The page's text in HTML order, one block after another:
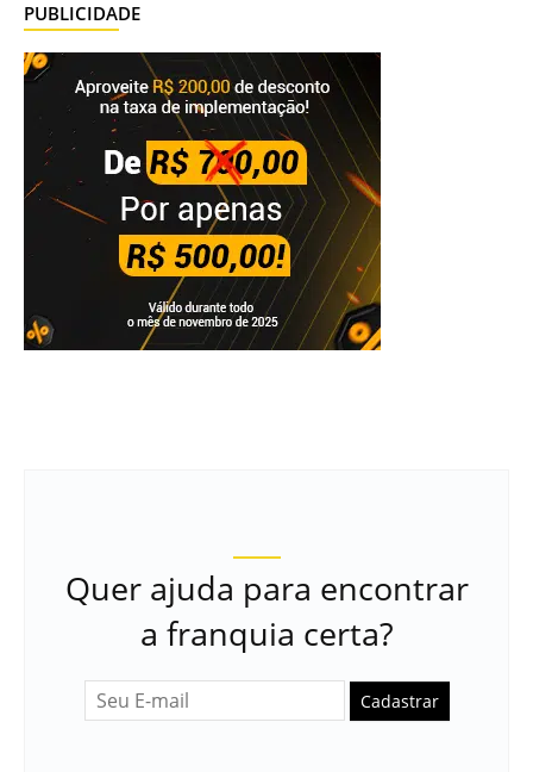
PUBLICIDADE
Quer ajuda para encontrar
a franquia certa?
Cadastrar